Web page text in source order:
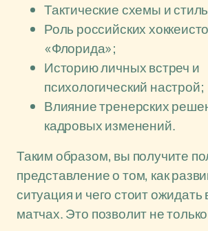
Тактические схемы и
Роль российских
«Флорида»;
Историю личных встреч и
психологический настрой;
Влияние тренерских
кадровых изменений.
Таким образом, вы получите
представление о том, как
ситуация и чего стоит
матчах. Это позволит не только